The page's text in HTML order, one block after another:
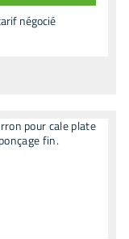
négocié